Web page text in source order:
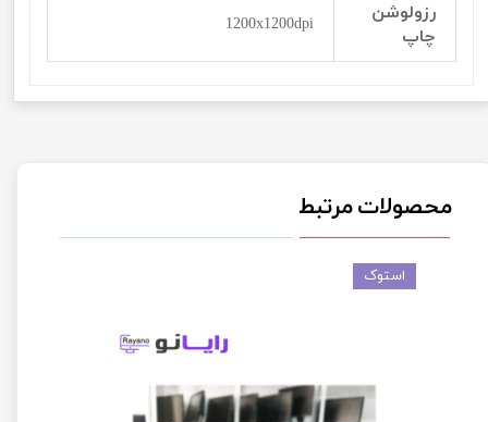
رزولوشن
چاپ
1200x1200dpi
محصولات مرتبط
استوک